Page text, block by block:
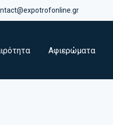
Αφιερώματα